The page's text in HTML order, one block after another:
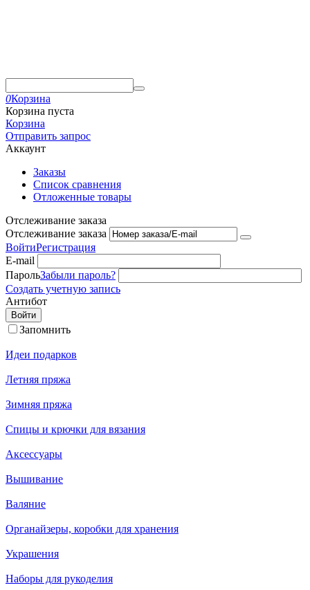
0Корзина
Корзина пуста
Корзина
Отправить запрос
Аккаунт
Заказы
Список сравнения
Отложенные товары
Отслеживание заказа
Отслеживание заказа
ВойтиРегистрация
E-mail
ПарольЗабыли пароль?
Создать учетную запись
Антибот
Войти
Запомнить
Идеи подарков
Летняя пряжа
Зимняя пряжа
Спицы и крючки для вязания
Аксессуары
Вышивание
Валяние
Органайзеры, коробки для хранения
Украшения
Наборы для рукоделия